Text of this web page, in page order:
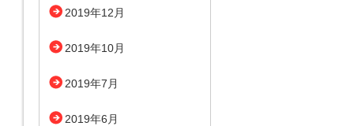
2019年12月
2019年10月
2019年7月
2019年6月